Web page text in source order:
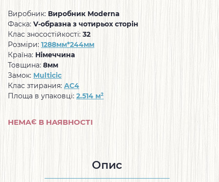
Виробник: Виробник Moderna
Фаска: V-образна з чотирьох сторін
Клас зносостійкості: 32
Розміри: 1288мм*244мм
Країна: Німеччина
Товщина: 8мм
Замок: Multicic
Клас зтирания: АС4
Площа в упаковці: 2.514 м²
НЕМАЄ В НАЯВНОСТІ
Опис